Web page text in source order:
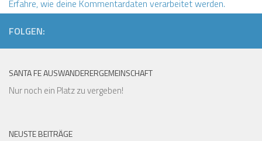
Erfahre, wie deine Kommentardaten verarbeitet werden.
FOLGEN:
SANTA FE AUSWANDERERGEMEINSCHAFT
Nur noch ein Platz zu vergeben!
NEUSTE BEITRÄGE